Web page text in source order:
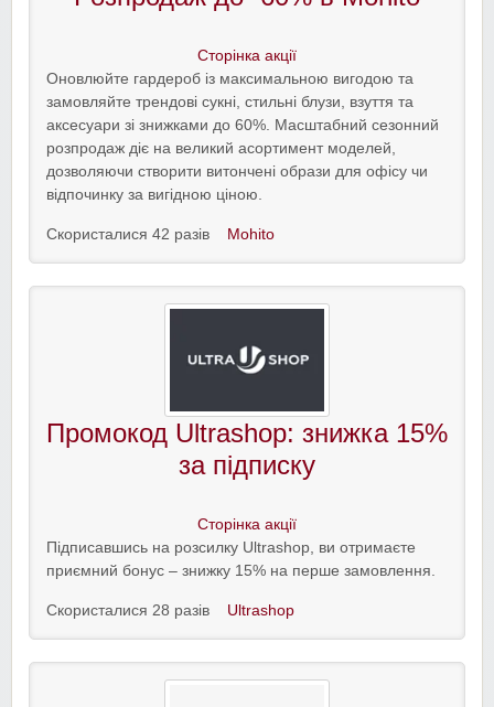
Сторінка акції
Оновлюйте гардероб із максимальною вигодою та
замовляйте трендові сукні, стильні блузи, взуття та
аксесуари зі знижками до 60%. Масштабний сезонний
розпродаж діє на великий асортимент моделей,
дозволяючи створити витончені образи для офісу чи
відпочинку за вигідною ціною.
Скористалися 42 разів Mohito
Промокод Ultrashop: знижка 15%
за підписку
Сторінка акції
Підписавшись на розсилку Ultrashop, ви отримаєте
приємний бонус – знижку 15% на перше замовлення.
Скористалися 28 разів Ultrashop